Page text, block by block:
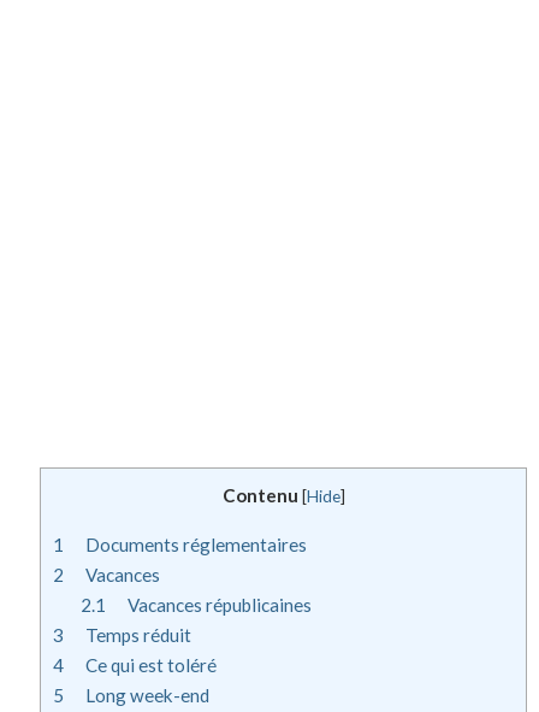
Contenu [Hide]
1
Documents réglementaires
2
Vacances
2.1
Vacances républicaines
3
Temps réduit
4
Ce qui est toléré
5
Long week-end